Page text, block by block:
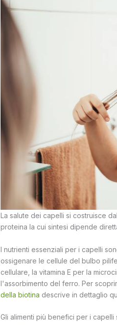
La salute dei capelli si costruisce
proteina la cui sintesi dipende
I nutrienti essenziali per i capelli
ossigenare le cellule del bulbo
cellulare, la vitamina E per la
l'assorbimento del ferro. Per
della biotina descrive in dettaglio
Gli alimenti più benefici per i